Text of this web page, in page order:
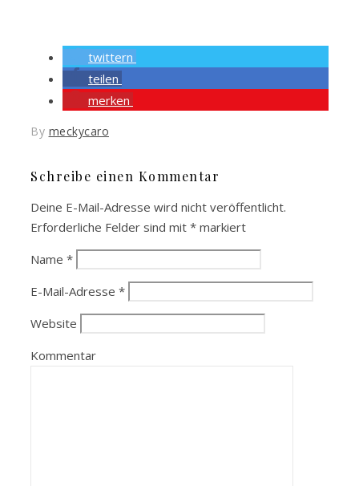
twittern
teilen
merken
By meckycaro
Schreibe einen Kommentar
Deine E-Mail-Adresse wird nicht veröffentlicht.
Erforderliche Felder sind mit * markiert
Name *
E-Mail-Adresse *
Website
Kommentar